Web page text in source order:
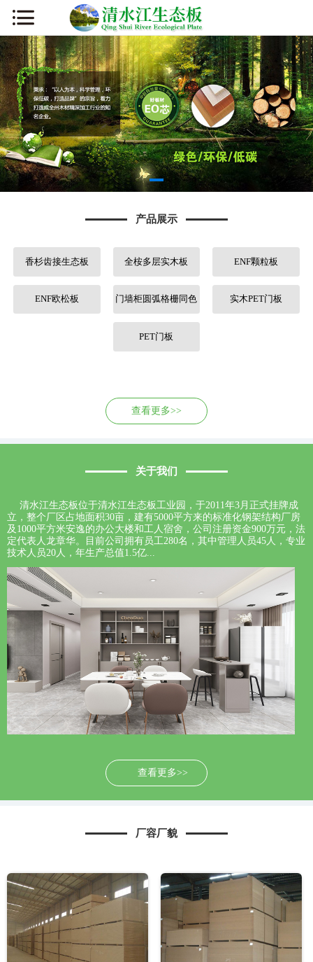
产品展示
香杉齿接生态板 全桉多层实木板 ENF颗粒板
ENF欧松板 门墙柜圆弧格栅同色 实木PET门板
PET门板
查看更多>>
关于我们
清水江生态板位于清水江生态板工业园，于2011年3月正式挂牌成
立，整个厂区占地面积30亩，建有5000平方来的标准化钢架结构厂房
及1000平方米安逸的办公大楼和工人宿舍，公司注册资金900万元，法
定代表人龙章华。目前公司拥有员工280名，其中管理人员45人，专业
技术人员20人，年生产总值1.5亿...
查看更多>>
厂容厂貌
网站首页
公司简介
新闻资讯
产品展示
厂容厂貌
营销网络
人才招聘